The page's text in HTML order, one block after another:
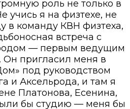
роль не только в
учись я на физтехе, не
в команду КВН физтеха,
встреча с
— первым ведущим
Он пригласил меня в
под руководством
и Аксельрода, и там я
Платонова, Есенина,
бы студию — меня бы